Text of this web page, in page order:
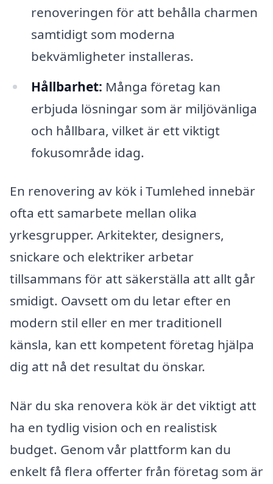
renoveringen för att behålla charmen
samtidigt som moderna
bekvämligheter installeras.
Hållbarhet: Många företag kan
erbjuda lösningar som är miljövänliga
och hållbara, vilket är ett viktigt
fokusområde idag.
En renovering av kök i Tumlehed innebär
ofta ett samarbete mellan olika
yrkesgrupper. Arkitekter, designers,
snickare och elektriker arbetar
tillsammans för att säkerställa att allt går
smidigt. Oavsett om du letar efter en
modern stil eller en mer traditionell
känsla, kan ett kompetent företag hjälpa
dig att nå det resultat du önskar.
När du ska renovera kök är det viktigt att
ha en tydlig vision och en realistisk
budget. Genom vår plattform kan du
enkelt få flera offerter från företag som är